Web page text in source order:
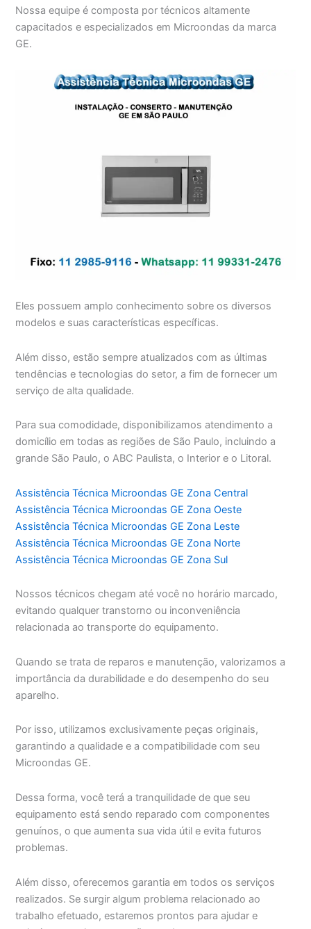
Nossa equipe é composta por técnicos altamente
capacitados e especializados em Microondas da marca
GE.
Eles possuem amplo conhecimento sobre os diversos
modelos e suas características específicas.
Além disso, estão sempre atualizados com as últimas
tendências e tecnologias do setor, a fim de fornecer um
serviço de alta qualidade.
Para sua comodidade, disponibilizamos atendimento a
domicílio em todas as regiões de São Paulo, incluindo a
grande São Paulo, o ABC Paulista, o Interior e o Litoral.
Assistência Técnica Microondas GE Zona Central
Assistência Técnica Microondas GE Zona Oeste
Assistência Técnica Microondas GE Zona Leste
Assistência Técnica Microondas GE Zona Norte
Assistência Técnica Microondas GE Zona Sul
Nossos técnicos chegam até você no horário marcado,
evitando qualquer transtorno ou inconveniência
relacionada ao transporte do equipamento.
Quando se trata de reparos e manutenção, valorizamos a
importância da durabilidade e do desempenho do seu
aparelho.
Por isso, utilizamos exclusivamente peças originais,
garantindo a qualidade e a compatibilidade com seu
Microondas GE.
Dessa forma, você terá a tranquilidade de que seu
equipamento está sendo reparado com componentes
genuínos, o que aumenta sua vida útil e evita futuros
problemas.
Além disso, oferecemos garantia em todos os serviços
realizados. Se surgir algum problema relacionado ao
trabalho efetuado, estaremos prontos para ajudar e